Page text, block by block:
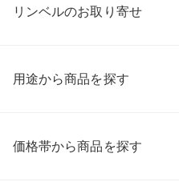
リンベルのお取り寄せ
用途から商品を探す
価格帯から商品を探す